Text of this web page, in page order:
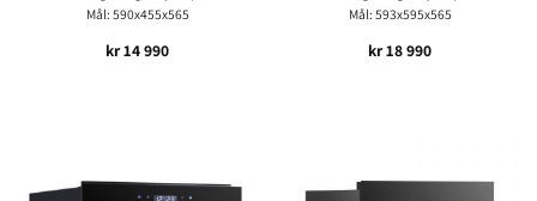
Mål: 590x455x565
kr14 990
Mål: 593x595x565
kr18 990